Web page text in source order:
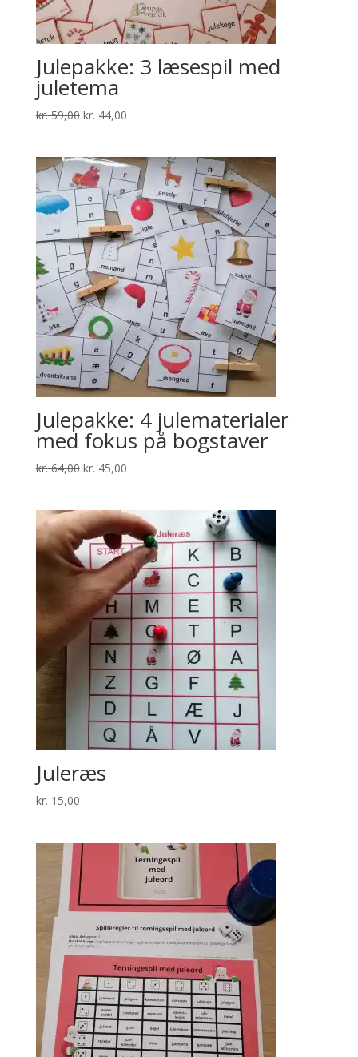
Julepakke: 3 læsespil med
juletema
kr.59,00 Den
var:
kr. 59,00.
kr. 44,00Den
er:
kr. 44,00.
Julepakke: 4 julematerialer
med fokus på bogstaver
kr.64,00 Den
var:
kr. 64,00.
kr. 45,00Den
er:
kr. 45,00.
Juleræs
kr. 15,00